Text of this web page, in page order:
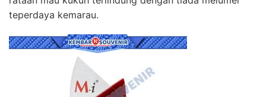
teperdaya kemarau.